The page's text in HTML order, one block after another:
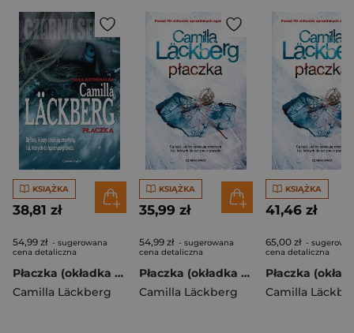
KSIĄŻKA
38,81 zł
54,99 zł - sugerowana
cena detaliczna
Płaczka (okładka miękka)
Camilla Läckberg
KSIĄŻKA
35,99 zł
54,99 zł - sugerowana
cena detaliczna
Płaczka (okładka miękka)
Camilla Läckberg
KSIĄŻKA
41,46 zł
65,00 zł -
cena detaliczna
Camilla